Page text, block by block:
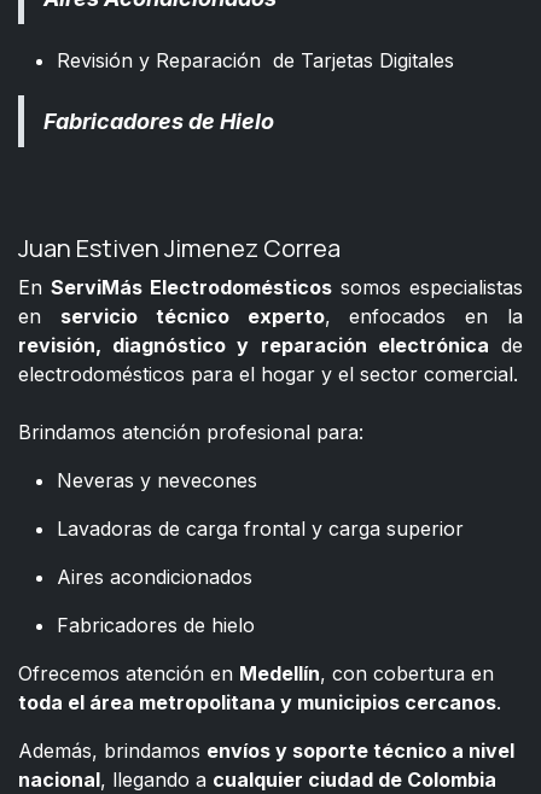
Revisión y Reparación de Tarjetas Digitales
Fabricadores de Hielo
Juan Estiven Jimenez Correa
En ServiMás Electrodomésticos somos especialistas
en servicio técnico experto, enfocados en la
revisión, diagnóstico y reparación electrónica de
electrodomésticos para el hogar y el sector comercial.
Brindamos atención profesional para:
Neveras y nevecones
Lavadoras de carga frontal y carga superior
Aires acondicionados
Fabricadores de hielo
Ofrecemos atención en Medellín, con cobertura en
toda el área metropolitana y municipios cercanos.
Además, brindamos envíos y soporte técnico a nivel
nacional, llegando a cualquier ciudad de Colombia